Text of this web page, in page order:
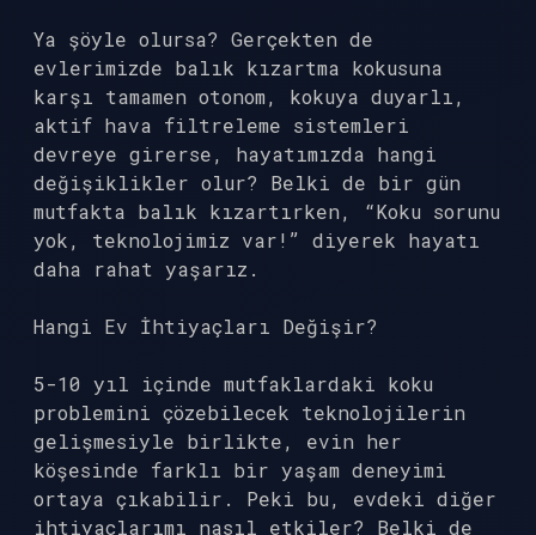
Ya şöyle olursa? Gerçekten de
evlerimizde balık kızartma kokusuna
karşı tamamen otonom, kokuya duyarlı,
aktif hava filtreleme sistemleri
devreye girerse, hayatımızda hangi
değişiklikler olur? Belki de bir gün
mutfakta balık kızartırken, “Koku sorunu
yok, teknolojimiz var!” diyerek hayatı
daha rahat yaşarız.
Hangi Ev İhtiyaçları Değişir?
5-10 yıl içinde mutfaklardaki koku
problemini çözebilecek teknolojilerin
gelişmesiyle birlikte, evin her
köşesinde farklı bir yaşam deneyimi
ortaya çıkabilir. Peki bu, evdeki diğer
ihtiyaçlarımı nasıl etkiler? Belki de